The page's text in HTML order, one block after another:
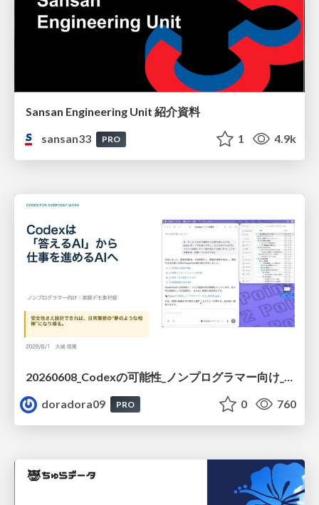
Sansan Engineering Unit 紹介資料
sansan33
PRO 1 4.9k
doradora09
PRO 0 760